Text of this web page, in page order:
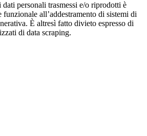
personali trasmessi e/o riprodotti è
all’addestramento di sistemi di
È altresì fatto divieto espresso di
di data scraping.